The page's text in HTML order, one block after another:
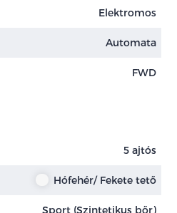
Elektromos
Automata
FWD
5 ajtós
Hófehér/ Fekete tető
Sport (Szintetikus bőr)